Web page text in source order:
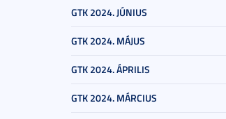
GTK 2024. JÚNIUS
GTK 2024. MÁJUS
GTK 2024. ÁPRILIS
GTK 2024. MÁRCIUS